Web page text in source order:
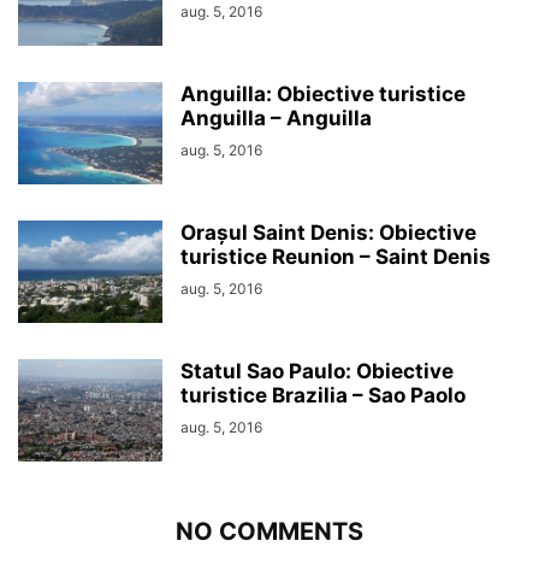
aug. 5, 2016
Anguilla: Obiective turistice
Anguilla – Anguilla
aug. 5, 2016
Orașul Saint Denis: Obiective
turistice Reunion – Saint Denis
aug. 5, 2016
Statul Sao Paulo: Obiective
turistice Brazilia – Sao Paolo
aug. 5, 2016
NO COMMENTS